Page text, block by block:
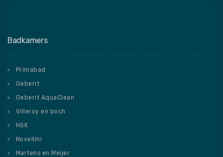
Badkamers
Primabad
Geberit
Geberit AquaClean
Villeroy en boch
HSK
Novellini
Martens en Meijer